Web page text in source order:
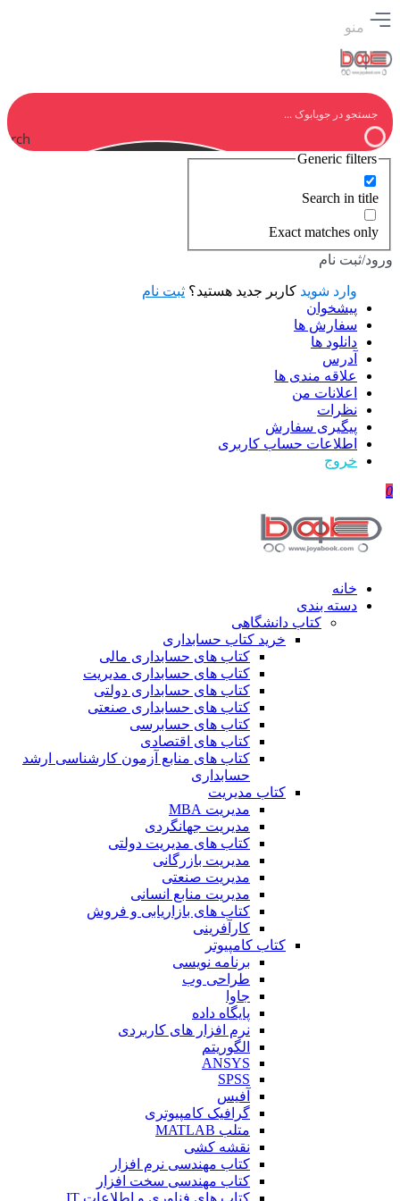
منو
Generic filters
Search in title
Exact matches only
ورود/ثبت نام
وارد شوید کاربر جدید هستید؟ ثبت نام
پیشخوان
سفارش ها
دانلود ها
آدرس
علاقه مندی ها
اعلانات من
نظرات
پیگیری سفارش
اطلاعات حساب كاربری
خروج
0
خانه
دسته بندی
کتاب دانشگاهی
خرید کتاب حسابداری
کتاب های حسابداری مالی
کتاب های حسابداری مدیریت
کتاب های حسابداری دولتی
کتاب های حسابداری صنعتی
کتاب های حسابرسی
کتاب های اقتصادی
کتاب های منابع آزمون کارشناسی ارشد
حسابداری
کتاب مدیریت
مدیریت MBA
مدیریت جهانگردی
کتاب های مدیریت دولتی
مدیریت بازرگانی
مدیریت صنعتی
مدیریت منابع انسانی
کتاب های بازاریابی و فروش
کارآفرینی
کتاب کامپیوتر
برنامه نویسی
طراحی وب
جاوا
پایگاه داده
نرم افزار های کاربردی
الگوریتم
ANSYS
SPSS
آفیس
گرافیک کامپیوتری
متلب MATLAB
نقشه کشی
کتاب مهندسی نرم افزار
کتاب مهندسی سخت افزار
کتاب های فناوری و اطلاعات IT